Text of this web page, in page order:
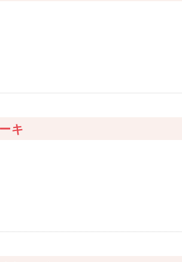
キ